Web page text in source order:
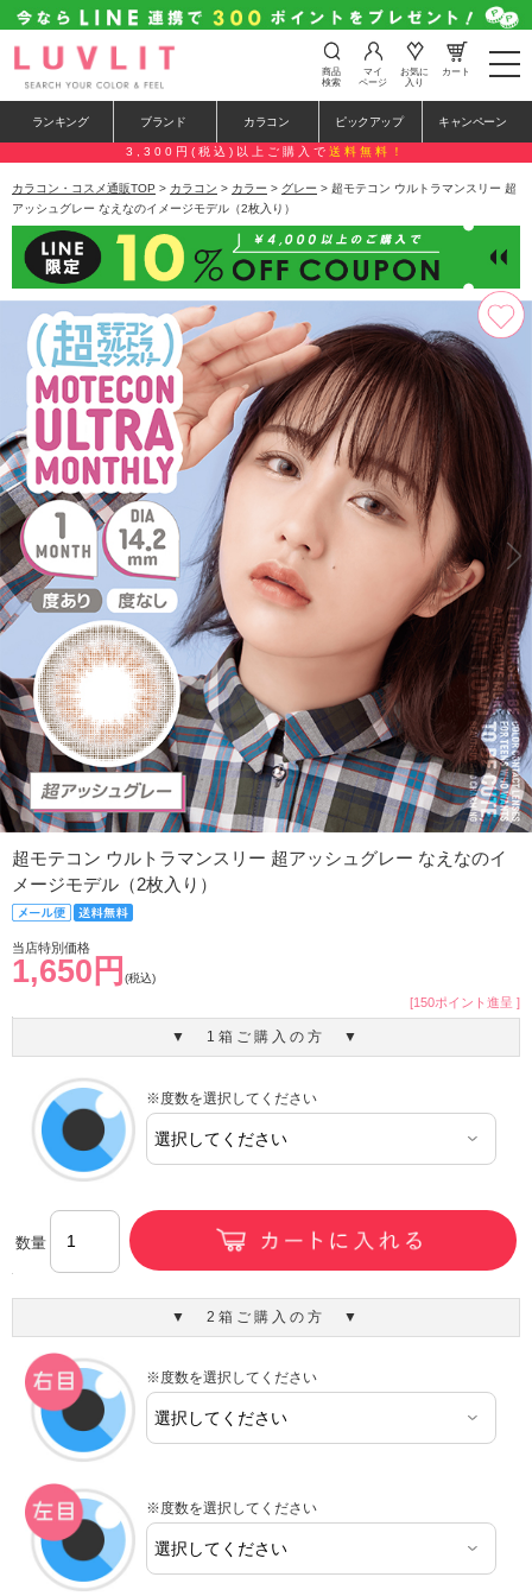
t
o
e
n
a
a
i
o
n
商品
検索
マイ
ページ
お気に
入り
カート
ランキング ブランド カラコン ピックアップ キャンペーン
3,300円(税込)以上ご購入で 送料無料！
カラコン・コスメ通販TOP > カラコン > カラー > グレー > 超モテコン ウルトラマンスリー 超
アッシュグレー なえなのイメージモデル（2枚入り）
超モテコン ウルトラマンスリー 超アッシュグレー なえなのイ
メージモデル（2枚入り）
当店特別価格
1,650円 (税込)
[150ポイント進呈 ]
▼ 1箱ご購入の方 ▼
※度数を選択してください
数量
▼ 2箱ご購入の方 ▼
※度数を選択してください
※度数を選択してください